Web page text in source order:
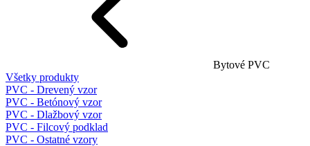
Bytové PVC
Všetky produkty
PVC - Drevený vzor
PVC - Betónový vzor
PVC - Dlažbový vzor
PVC - Filcový podklad
PVC - Ostatné vzory